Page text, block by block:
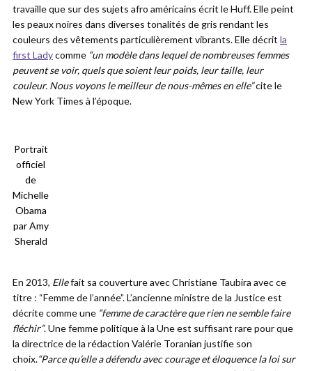
travaille que sur des sujets afro américains écrit le Huff. Elle peint
les peaux noires dans diverses tonalités de gris rendant les
couleurs des vêtements particulièrement vibrants. Elle décrit la
first Ladycomme “un modèle dans lequel de nombreuses femmes
peuvent se voir, quels que soient leur poids, leur taille, leur
couleur. Nous voyons le meilleur de nous-mêmes en elle”cite le
New York Times à l’époque.
Portrait
officiel
de
Michelle
Obama
par Amy
Sherald
En 2013, Ellefait sa couverture avec Christiane Taubira avec ce
titre : “Femme de l’année”. L’ancienne ministre de la Justice est
décrite comme une “femme de caractère que rien ne semble faire
fléchir”. Une femme politique à la Une est suffisant rare pour que
la directrice de la rédaction Valérie Toranian justifie son
choix.“Parce qu’elle a défendu avec courage et éloquence la loi sur